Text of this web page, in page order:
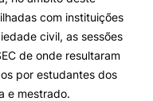
com instituições
civil, as sessões
de onde resultaram
por estudantes dos
e mestrado.